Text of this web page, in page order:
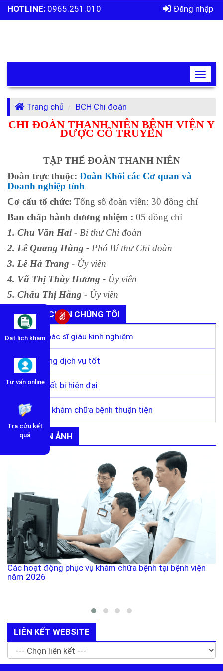
HOTLINE: 0965.251.010 Đăng nhập
Toggle
Trang chủ BCH Chi đoàn
CHI ĐOÀN THANH NIÊN BỆNH VIỆN Y
DƯỢC CỔ TRUYỀN
TẬP THỂ ĐOÀN THANH NIÊN
Đoàn trực thuộc: Đoàn Khối các Cơ quan và
Doanh nghiệp tỉnh
Cơ cấu tổ chức: Tổng số đoàn viên: 30 đồng chí
Ban chấp hành đương nhiệm : 05 đồng chí
1. Chu Văn Hai - Bí thư Chi đoàn
2. Lê Quang Hùng - Phó Bí thư Chi đoàn
3. Lê Hà Trang - Ủy viên
4. Vũ Thị Thùy Hương - Ủy viên
5. Chẩu Thị Hằng - Ủy viên
TẠI SAO CHỌN CHÚNG TÔI
Đội ngũ bác sĩ giàu kinh nghiệm
Chất lượng dịch vụ tốt
Trang thiết bị hiện đại
Quy trình khám chữa bệnh thuận tiện
THƯ VIỆN ẢNH
Các hoạt động phục vụ khám chữa bệnh tại bệnh viện
năm 2026
LIÊN KẾT WEBSITE
Đặt lịch khám
Tư vấn online
Tra cứu kết
quả